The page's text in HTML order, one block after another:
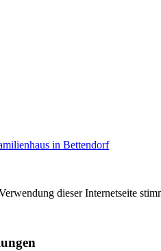
in Bettendorf
dieser Internetseite